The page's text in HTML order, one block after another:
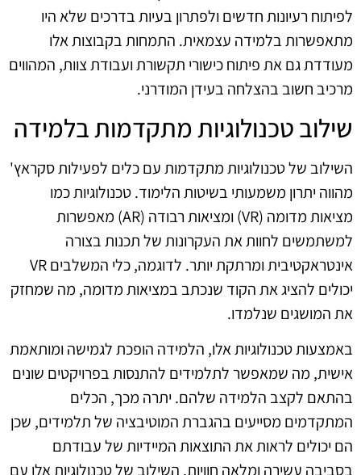
לפיתוח רעיונות חדשים ולפתרון בעיות בדרכים שלא היו
מתאפשרות בלמידה עצמאית. התמחות בקבוצות אלו
מעודדת גם את פיתוח כישורי תקשורת ועבודת צוות, המהווים
מרכיב חשוב בהצלחה בעידן המודרני.
שילוב טכנולוגיות מתקדמות בלמידה
השילוב של טכנולוגיות מתקדמות עם כלים לפעילות סקראץ'
מהווה יתרון משמעותי בשיטות הלימוד. טכנולוגיות כמו
מציאות מדומה (VR) ומציאות רבודה (AR) מאפשרות
למשתמשים לחוות את העקרונות של תכנות בצורה
אינטראקטיבית ומרתקת יותר. לדוגמה, כלי המשלבים VR
יכולים להציג את הקוד שנכתב במציאות מדומה, מה שמחזק
את המושגים שנלמדו.
באמצעות טכנולוגיות אלו, הלמידה הופכת לגמישה ומותאמת
אישית, מה שמאפשר לתלמידים להתנסות בפרויקטים שונים
בהתאם לקצב הלמידה שלהם. יתרה מכך, הכלים
המתקדמים מסייעים בהגברת המוטיבציה של תלמידים, שכן
הם יכולים לראות את התוצאות המיידיות של עבודתם
בסביבה עשירה ומלאה חוויות. השילוב של טכנולוגיות אלו עם